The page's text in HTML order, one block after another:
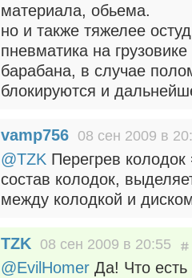
материала, обьема.
но и также тяжелее
пневматика на
барабана, в случае
блокируются и
vamp756 08 сен 2009 в
@TZK Перегрев
состав колодок,
между колодкой и
TZK 08 сен 2009 в 20:55
@EvilHomer Да! Что есть